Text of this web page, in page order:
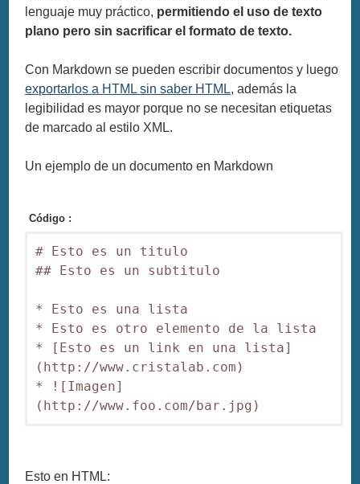
lenguaje muy práctico, permitiendo el uso de texto
plano pero sin sacrificar el formato de texto.
Con Markdown se pueden escribir documentos y luego
exportarlos a HTML sin saber HTML, además la
legibilidad es mayor porque no se necesitan etiquetas
de marcado al estilo XML.
Un ejemplo de un documento en Markdown
Código :
# Esto es un titulo
## Esto es un subtitulo
* Esto es una lista
* Esto es otro elemento de la lista
* [Esto es un link en una lista]
(http://www.cristalab.com)
* ![Imagen]
Esto en HTML: